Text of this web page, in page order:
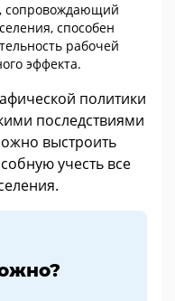
сопровождающий
способен
рабочей
эффекта.
политики
последствиями
выстроить
учесть все